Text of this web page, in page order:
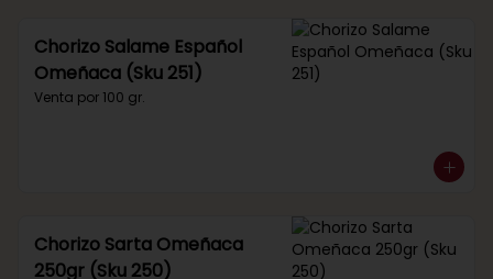
Chorizo Salame Español
Omeñaca (Sku 251)
Venta por 100 gr.
Chorizo Sarta Omeñaca
250gr (Sku 250)